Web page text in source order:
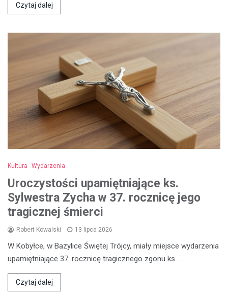
Czytaj dalej
Kultura Wydarzenia
Uroczystości upamiętniające ks.
Sylwestra Zycha w 37. rocznicę jego
tragicznej śmierci
Robert Kowalski 13 lipca 2026
W Kobyłce, w Bazylice Świętej Trójcy, miały miejsce wydarzenia
upamiętniające 37. rocznicę tragicznego zgonu ks.…
Czytaj dalej